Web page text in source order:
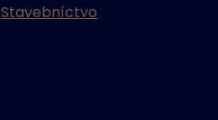
Stavebníctvo